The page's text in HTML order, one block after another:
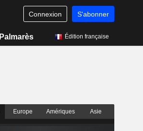
Connexion S'abonner
Palmarès Édition française
Europe Amériques Asie